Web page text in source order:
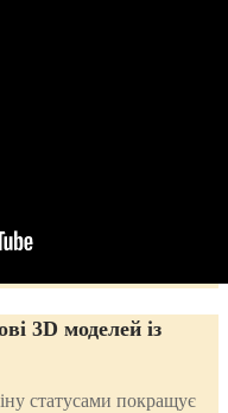
3D моделей із
статусами покращує